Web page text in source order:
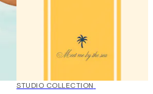
50%*
STUDIO COLLECTION